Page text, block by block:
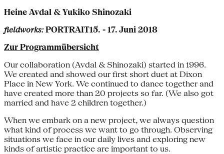
Heine Avdal & Yukiko Shinozaki
fieldworks:PORTRAIT15. - 17. Juni 2018
Zur Programmübersicht
Our collaboration (Avdal & Shinozaki) started in 1996.
We created and showed our first short duet at Dixon
Place in New York. We continued to dance together and
have created more than 20 projects so far. (We also got
married and have 2 children together.)
When we embark on a new project, we always question
what kind of process we want to go through. Observing
situations we face in our daily lives and exploring new
kinds of artistic practice are important to us.